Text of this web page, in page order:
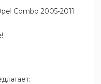
Combo 2005-2011